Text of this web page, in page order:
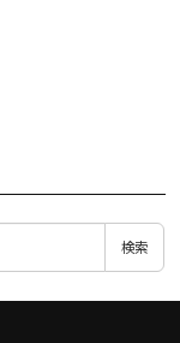
検索